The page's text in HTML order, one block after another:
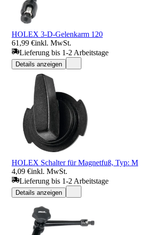
HOLEX 3-D-Gelenkarm 120
61,99 €inkl. MwSt.
Lieferung bis 1-2 Arbeitstage
Details anzeigen
HOLEX Schalter für Magnetfuß, Typ: M
4,09 €inkl. MwSt.
Lieferung bis 1-2 Arbeitstage
Details anzeigen